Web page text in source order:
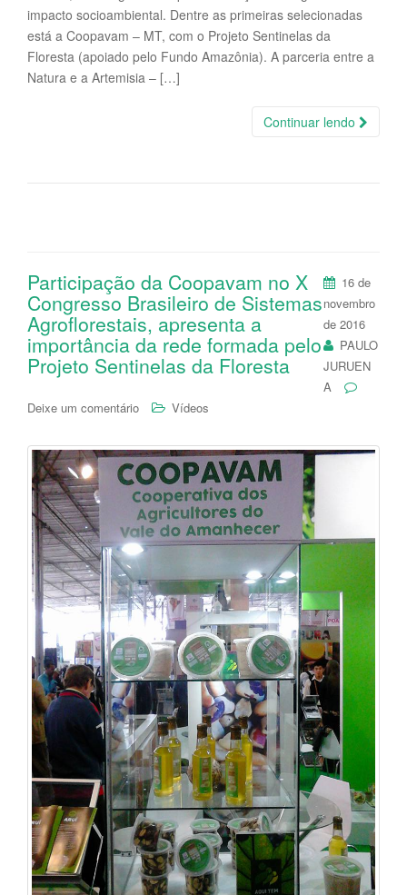
impacto socioambiental. Dentre as primeiras selecionadas
está a Coopavam – MT, com o Projeto Sentinelas da
Floresta (apoiado pelo Fundo Amazônia). A parceria entre a
Natura e a Artemisia – […]
Continuar lendo
Participação da Coopavam no X
Congresso Brasileiro de Sistemas
Agroflorestais, apresenta a
importância da rede formada pelo
Projeto Sentinelas da Floresta
16 de
novembro
de 2016
PAULO
JURUEN
A
Deixe um comentário
Vídeos